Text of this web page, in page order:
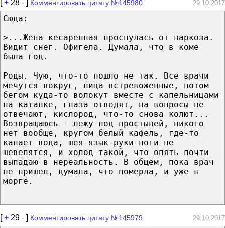
+ 28 - Комментировать цитату №145980 29.10.2017
Сюда:
>...Жена кесаренная проснулась от наркоза.
Видит снег. Офигела. Думала, что в коме
была год.
Роды. Чую, что-то пошло не так. Все врачи
мечутся вокруг, лица встревоженные, потом
бегом куда-то волокут вместе с капельницами
на каталке, глаза отводят, на вопросы не
отвечают, кислород, что-то снова колют...
Возвращаюсь - лежу под простыней, никого
нет вообще, кругом белый кафель, где-то
капает вода, шея-язык-руки-ноги не
шевелятся, и холод такой, что опять почти
выпадаю в нереальность. В общем, пока врач
не пришел, думала, что померла, и уже в
морге.
[+ 29 - ] Комментировать цитату №145979 29.10.2017